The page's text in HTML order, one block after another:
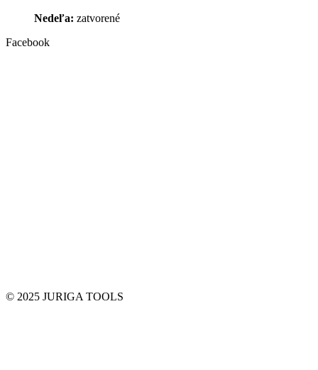
Nedeľa: zatvorené
Facebook
© 2025 JURIGA TOOLS